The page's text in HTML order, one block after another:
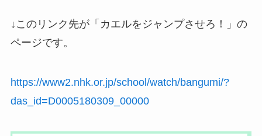
↓このリンク先が「カエルをジャンプさせろ！」の
ページです。
https://www2.nhk.or.jp/school/watch/bangumi/?
das_id=D0005180309_00000